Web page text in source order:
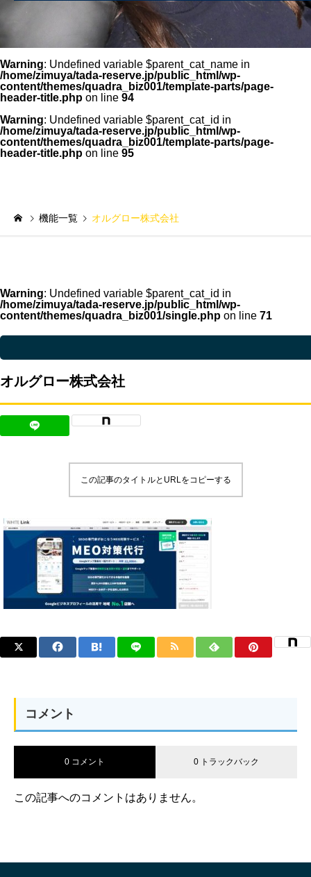
Warning: Undefined variable $parent_cat_name in
/home/zimuya/tada-reserve.jp/public_html/wp-
content/themes/quadra_biz001/template-parts/page-
header-title.php on line 94
Warning: Undefined variable $parent_cat_id in
/home/zimuya/tada-reserve.jp/public_html/wp-
content/themes/quadra_biz001/template-parts/page-
header-title.php on line 95
機能一覧 オルグロー株式会社
Warning: Undefined variable $parent_cat_id in
/home/zimuya/tada-reserve.jp/public_html/wp-
content/themes/quadra_biz001/single.php on line 71
Warning : Undefined variable $parent_cat_name in
オルグロー株式会社
この記事のタイトルとURLをコピーする
コメント
0 コメント 0 トラックバック
この記事へのコメントはありません。